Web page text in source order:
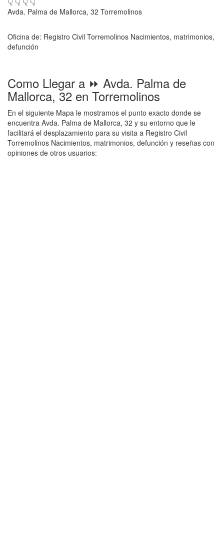
Avda. Palma de Mallorca, 32 Torremolinos
Oficina de: Registro Civil Torremolinos Nacimientos, matrimonios,
defunción
Como Llegar a ⏩ Avda. Palma de
Mallorca, 32 en Torremolinos
En el siguiente Mapa le mostramos el punto exacto donde se
encuentra Avda. Palma de Mallorca, 32 y su entorno que le
facilitará el desplazamiento para su visita a Registro Civil
Torremolinos Nacimientos, matrimonios, defunción y reseñas con
opiniones de otros usuarios: